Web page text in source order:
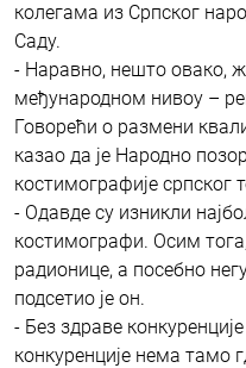
колегама из Српског
Саду.
- Наравно, нешто овако,
међународном нивоу –
Говорећи о размени
казао да је Народно
костимографије српског
- Одавде су изникли
костимографи. Осим
радионице, а посебно
подсетио је он.
- Без здраве
конкуренције нема тамо